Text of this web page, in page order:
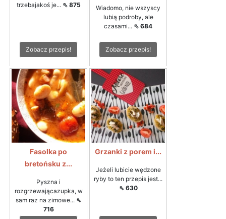
trzebajakoś je... ⇖ 875
Zobacz przepis!
Wiadomo, nie wszyscy
lubią podroby, ale
czasami... ⇖ 684
Zobacz przepis!
Fasolka po
bretońsku z...
Pyszna i
rozgrzewającazupka, w
sam raz na zimowe... ⇖
716
Grzanki z porem i...
Jeżeli lubicie wędzone
ryby to ten przepis jest...
⇖ 630